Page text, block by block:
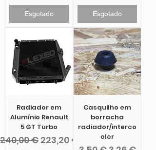
Esgotado Esgotado
Radiador em
Alumínio Renault
5 GT Turbo
normal
240,00 € Preço promocional
223,20 €
Casquilho em
borracha
radiador/interco
oler